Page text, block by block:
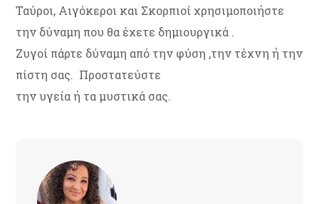
Ταύροι, Αιγόκεροι και Σκορπιοί χρησιμοποιήστε
την δύναμη που θα έχετε δημιουργικά .
Ζυγοί πάρτε δύναμη από την φύση ,την τέχνη ή την
πίστη σας. Προστατεύστε
την υγεία ή τα μυστικά σας.